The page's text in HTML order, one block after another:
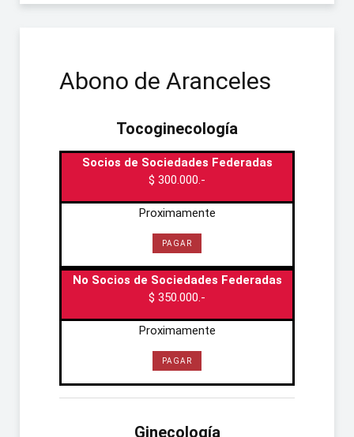
Abono de Aranceles
Tocoginecología
Socios de Sociedades Federadas
$ 300.000.-
Proximamente
PAGAR
No Socios de Sociedades Federadas
$ 350.000.-
Proximamente
PAGAR
Ginecología